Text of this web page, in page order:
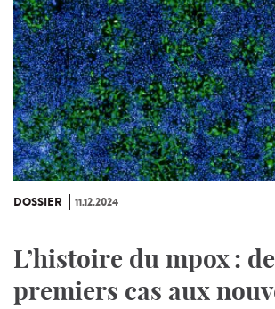
DOSSIER 11.12.2024
L’histoire du mpox :
premiers cas aux